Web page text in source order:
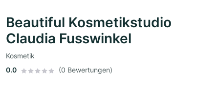
Beautiful Kosmetikstudio
Claudia Fusswinkel
Kosmetik
0.0
(0 Bewertungen)